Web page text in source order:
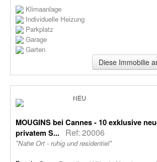
Klimaanlage
Individuelle Heizung
Parkplatz
Garage
Garten
Diese Immobilie
NEU
MOUGINS bei Cannes - 10 exklusive
privatem S...
Ref: 20006
"Nahe Ort - ruhig und residentiel"